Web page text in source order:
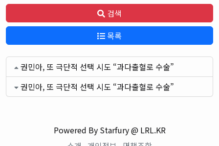
검색
목록
권민아, 또 극단적 선택 시도 “과다출혈로 수술”
권민아, 또 극단적 선택 시도 “과다출혈로 수술”
Powered By Starfury @ LRL.KR